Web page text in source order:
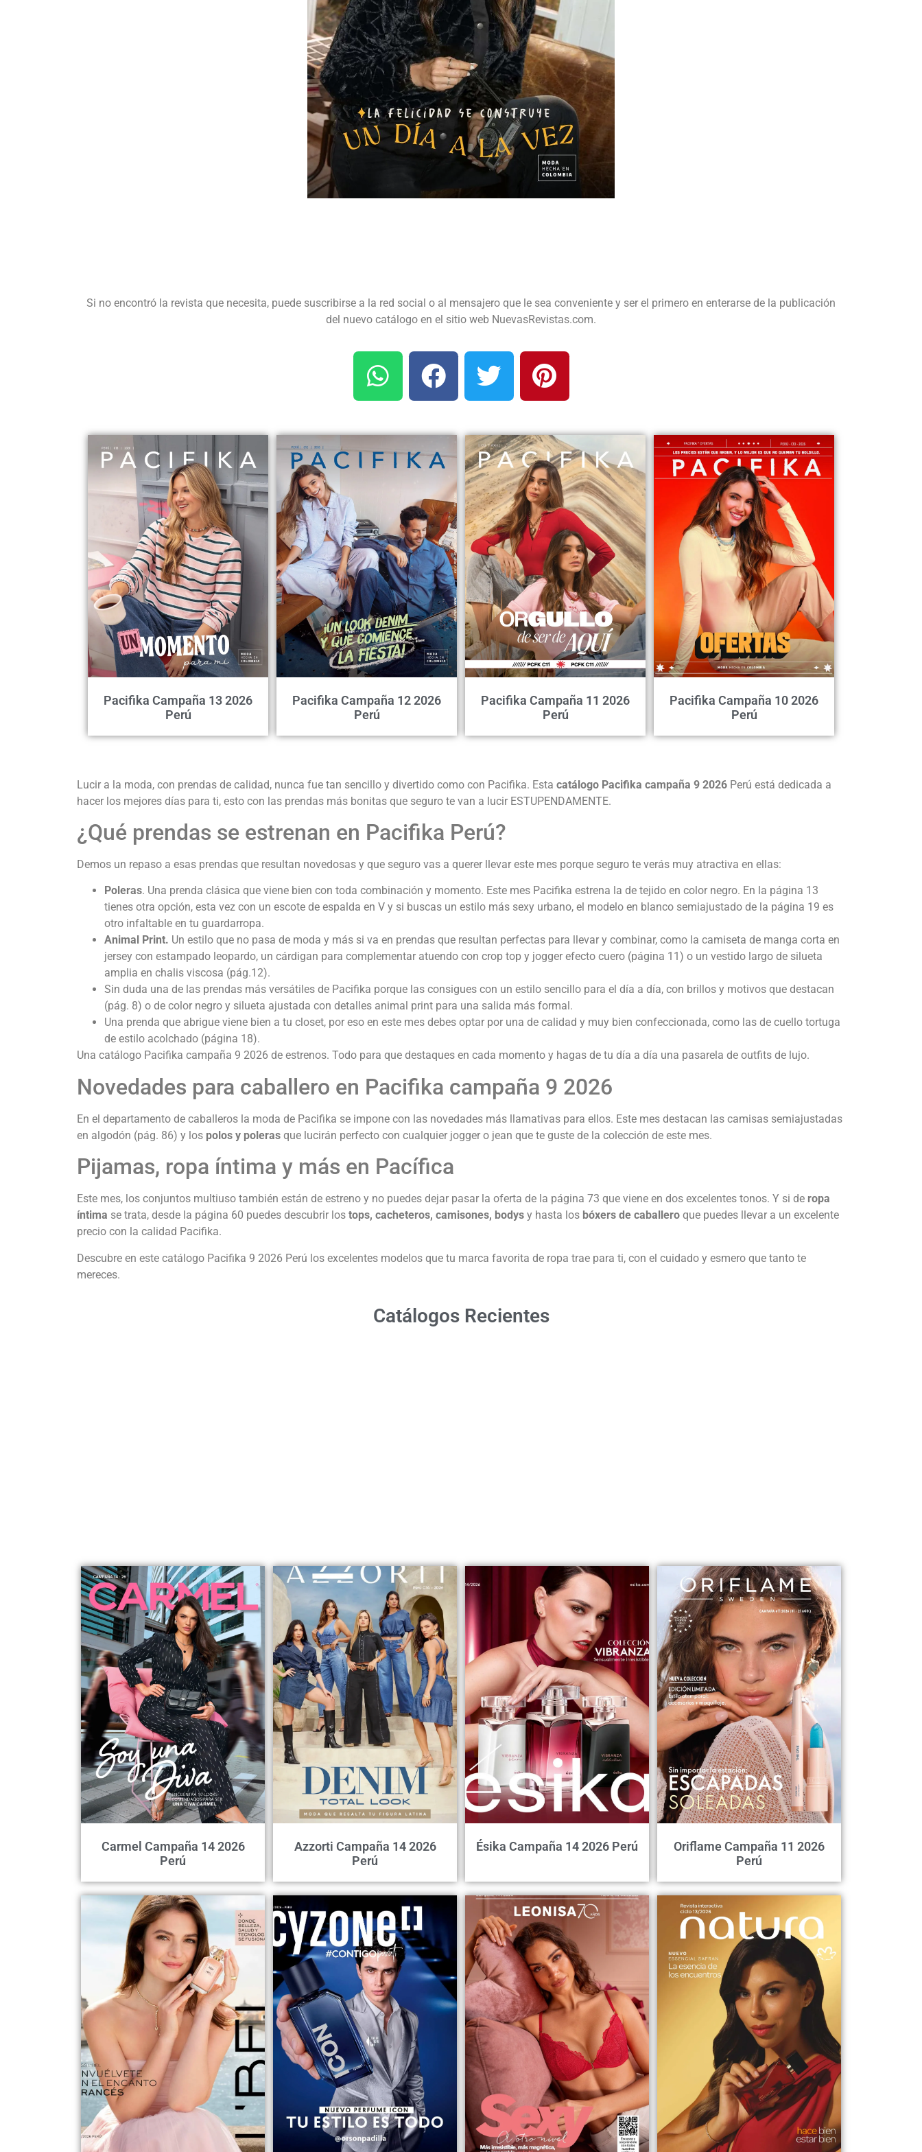
Si no encontró la revista que necesita, puede suscribirse a la red social o al mensajero que le sea conveniente y ser el primero en enterarse de la publicación
del nuevo catálogo en el sitio web NuevasRevistas.com.
Pacifika Campaña 13 2026
Perú
Pacifika Campaña 12 2026
Perú
Pacifika Campaña 11 2026
Perú
Pacifika Campaña 10 2026
Perú
Lucir a la moda, con prendas de calidad, nunca fue tan sencillo y divertido como con Pacifika. Esta catálogo Pacifika campaña 9 2026 Perú está dedicada a
hacer los mejores días para ti, esto con las prendas más bonitas que seguro te van a lucir ESTUPENDAMENTE.
¿Qué prendas se estrenan en Pacifika Perú?
Demos un repaso a esas prendas que resultan novedosas y que seguro vas a querer llevar este mes porque seguro te verás muy atractiva en ellas:
Poleras. Una prenda clásica que viene bien con toda combinación y momento. Este mes Pacifika estrena la de tejido en color negro. En la página 13
tienes otra opción, esta vez con un escote de espalda en V y si buscas un estilo más sexy urbano, el modelo en blanco semiajustado de la página 19 es
otro infaltable en tu guardarropa.
Animal Print. Un estilo que no pasa de moda y más si va en prendas que resultan perfectas para llevar y combinar, como la camiseta de manga corta en
jersey con estampado leopardo, un cárdigan para complementar atuendo con crop top y jogger efecto cuero (página 11) o un vestido largo de silueta
amplia en chalis viscosa (pág.12).
Sin duda una de las prendas más versátiles de Pacifika porque las consigues con un estilo sencillo para el día a día, con brillos y motivos que destacan
(pág. 8) o de color negro y silueta ajustada con detalles animal print para una salida más formal.
Una prenda que abrigue viene bien a tu closet, por eso en este mes debes optar por una de calidad y muy bien confeccionada, como las de cuello tortuga
de estilo acolchado (página 18).
Una catálogo Pacifika campaña 9 2026 de estrenos. Todo para que destaques en cada momento y hagas de tu día a día una pasarela de outfits de lujo.
Novedades para caballero en Pacifika campaña 9 2026
En el departamento de caballeros la moda de Pacifika se impone con las novedades más llamativas para ellos. Este mes destacan las camisas semiajustadas
en algodón (pág. 86) y los polos y poleras que lucirán perfecto con cualquier jogger o jean que te guste de la colección de este mes.
Pijamas, ropa íntima y más en Pacífica
Este mes, los conjuntos multiuso también están de estreno y no puedes dejar pasar la oferta de la página 73 que viene en dos excelentes tonos. Y si de ropa
íntima se trata, desde la página 60 puedes descubrir los tops, cacheteros, camisones, bodys y hasta los bóxers de caballero que puedes llevar a un excelente
precio con la calidad Pacifika.
Descubre en este catálogo Pacifika 9 2026 Perú los excelentes modelos que tu marca favorita de ropa trae para ti, con el cuidado y esmero que tanto te
mereces.
Catálogos Recientes
Carmel Campaña 14 2026
Perú
Azzorti Campaña 14 2026
Perú
Ésika Campaña 14 2026 Perú
Oriflame Campaña 11 2026
Perú